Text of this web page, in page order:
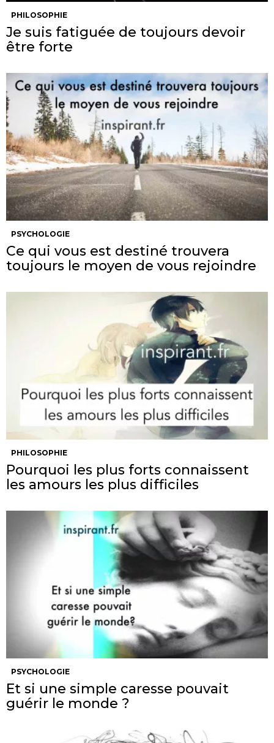
PHILOSOPHIE
Je suis fatiguée de toujours devoir
être forte
PSYCHOLOGIE
Ce qui vous est destiné trouvera
toujours le moyen de vous rejoindre
PHILOSOPHIE
Pourquoi les plus forts connaissent
les amours les plus difficiles
PSYCHOLOGIE
Et si une simple caresse pouvait
guérir le monde ?